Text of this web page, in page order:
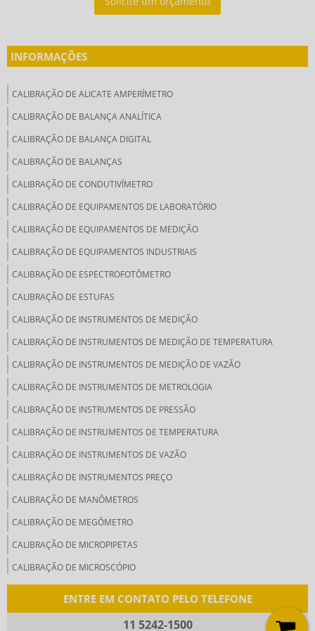
INFORMAÇÕES
CALIBRAÇÃO DE ALICATE AMPERÍMETRO
CALIBRAÇÃO DE BALANÇA ANALÍTICA
CALIBRAÇÃO DE BALANÇA DIGITAL
CALIBRAÇÃO DE BALANÇAS
CALIBRAÇÃO DE CONDUTIVÍMETRO
CALIBRAÇÃO DE EQUIPAMENTOS DE LABORATÓRIO
CALIBRAÇÃO DE EQUIPAMENTOS DE MEDIÇÃO
CALIBRAÇÃO DE EQUIPAMENTOS INDUSTRIAIS
CALIBRAÇÃO DE ESPECTROFOTÔMETRO
CALIBRAÇÃO DE ESTUFAS
CALIBRAÇÃO DE INSTRUMENTOS DE MEDIÇÃO
CALIBRAÇÃO DE INSTRUMENTOS DE MEDIÇÃO DE TEMPERATURA
CALIBRAÇÃO DE INSTRUMENTOS DE MEDIÇÃO DE VAZÃO
CALIBRAÇÃO DE INSTRUMENTOS DE METROLOGIA
CALIBRAÇÃO DE INSTRUMENTOS DE PRESSÃO
CALIBRAÇÃO DE INSTRUMENTOS DE TEMPERATURA
CALIBRAÇÃO DE INSTRUMENTOS DE VAZÃO
CALIBRAÇÃO DE INSTRUMENTOS PREÇO
CALIBRAÇÃO DE MANÔMETROS
CALIBRAÇÃO DE MEGÔMETRO
CALIBRAÇÃO DE MICROPIPETAS
CALIBRAÇÃO DE MICROSCÓPIO
CALIBRAÇÃO DE MULTÍMETRO DIGITAL
ENTRE EM CONTATO PELO TELEFONE
11 5242-1500